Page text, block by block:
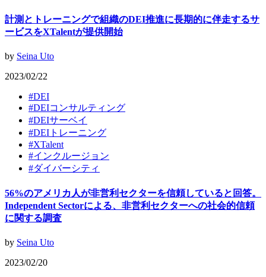
計測とトレーニングで組織のDEI推進に長期的に伴走するサ
ービスをXTalentが提供開始
by Seina Uto
2023/02/22
#DEI
#DEIコンサルティング
#DEIサーベイ
#DEIトレーニング
#XTalent
#インクルージョン
#ダイバーシティ
56%のアメリカ人が非営利セクターを信頼していると回答。
Independent Sectorによる、非営利セクターへの社会的信頼
に関する調査
by Seina Uto
2023/02/20